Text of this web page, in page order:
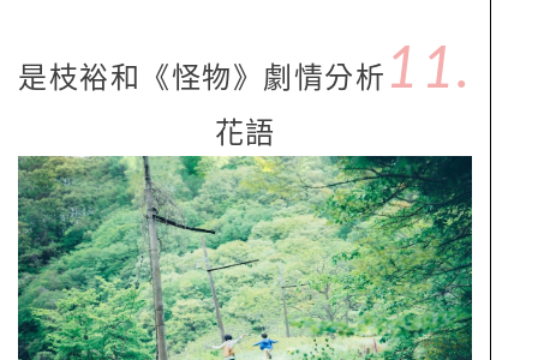
是枝裕和《怪物》劇情分析 11.
花語